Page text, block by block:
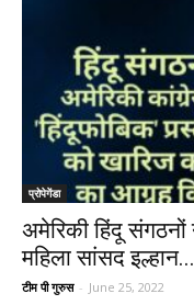
प्रोपेगेंडा
अमेरिकी हिंदू
महिला सांसद इल्हान...
टीम पी गुरुस - June 25, 2022